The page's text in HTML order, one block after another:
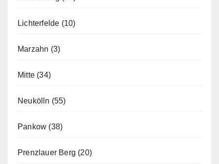
Lichterfelde (10)
Marzahn (3)
Mitte (34)
Neukölln (55)
Pankow (38)
Prenzlauer Berg (20)